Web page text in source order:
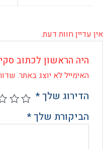
חוות דעת.
הראשון לכתוב סקירה
לא יוצג באתר.שדות
שלך*
שלך*